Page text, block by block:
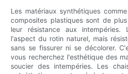
Les matériaux synthétiques
composites plastiques sont de
leur résistance aux intempéries.
l'aspect du rotin naturel, mais
sans se fissurer ni se décolorer.
vous recherchez l'esthétique des
soucier des intempéries. Les